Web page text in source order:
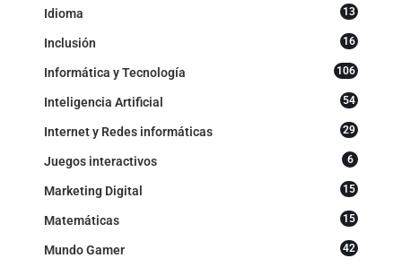
Idioma 13
Inclusión 16
Informática y Tecnología 106
Inteligencia Artificial 54
Internet y Redes informáticas 29
Juegos interactivos 6
Marketing Digital 15
Matemáticas 15
Mundo Gamer 42